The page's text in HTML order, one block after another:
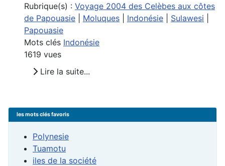
Rubrique(s) : Voyage 2004 des Celèbes aux côtes
de Papouasie
Moluques Indonésie Sulawesi
Papouasie
Mots clés Indonésie
1619 vues
Lire la suite...
les mots clés favoris
Polynesie
Tuamotu
iles de la société